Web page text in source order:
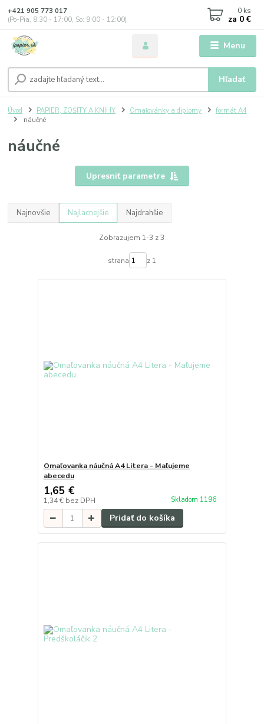
Menu
Hľadať
+421 905 773 017
(Po-Pia, 8:30 - 17:00, So: 9:00 - 12:00)
0 ks
za 0 €
Úvod PAPIER, ZOŠITY A KNIHY Omaľovánky a diplomy
formát A4
náučné
náučné
Upresniť parametre
Najnovšie Najlacnejšie Najdrahšie
Zobrazujem 1-3 z 3
strana z 1
Omaľovanka náučná A4 Litera - Maľujeme
abecedu
1,65 €
1,34 € bez DPH Skladom 1196
Pridať do košíka